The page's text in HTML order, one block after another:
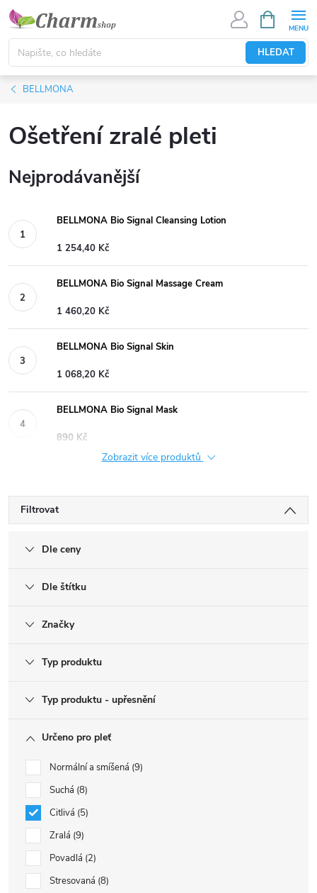
Přejít
obsah
HLEDAT
NÁKUPNÍ
KOŠÍK
BELLMONA
Ošetření zralé pleti
Nejprodávanější
BELLMONA Bio Signal Cleansing Lotion
1 254,40 Kč
BELLMONA Bio Signal Massage Cream
1 460,20 Kč
BELLMONA Bio Signal Skin
1 068,20 Kč
BELLMONA Bio Signal Mask
890 Kč
Zobrazit více produktů
Filtrovat
Dle ceny
Dle štítku
Značky
Typ produktu
Typ produktu - upřesnění
Určeno pro pleť
Normální a smíšená 9
Suchá 8
Citlivá 5
Zralá 9
Povadlá 2
Stresovaná 8